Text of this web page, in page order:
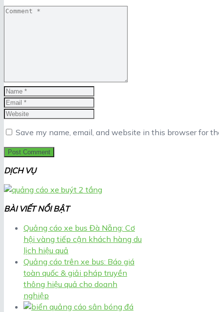
Save my name, email, and website in this browser for
DỊCH VỤ
BÀI VIẾT NỔI BẬT
Quảng cáo xe bus Đà Nẵng: Cơ
hội vàng tiếp cận khách hàng du
lịch hiệu quả
Quảng cáo trên xe bus: Báo giá
toàn quốc & giải pháp truyền
thông hiệu quả cho doanh
nghiệp